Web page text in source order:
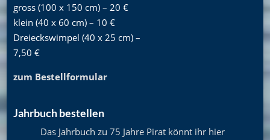
gross (100 x 150 cm) – 20 €
klein (40 x 60 cm) – 10 €
Dreieckswimpel (40 x 25 cm) –
7,50 €
zum Bestellformular
Jahrbuch bestellen
Das Jahrbuch zu 75 Jahre Pirat könnt ihr hier